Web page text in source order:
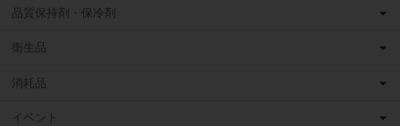
品質保持剤・保冷剤
衛生品
消耗品
イベント